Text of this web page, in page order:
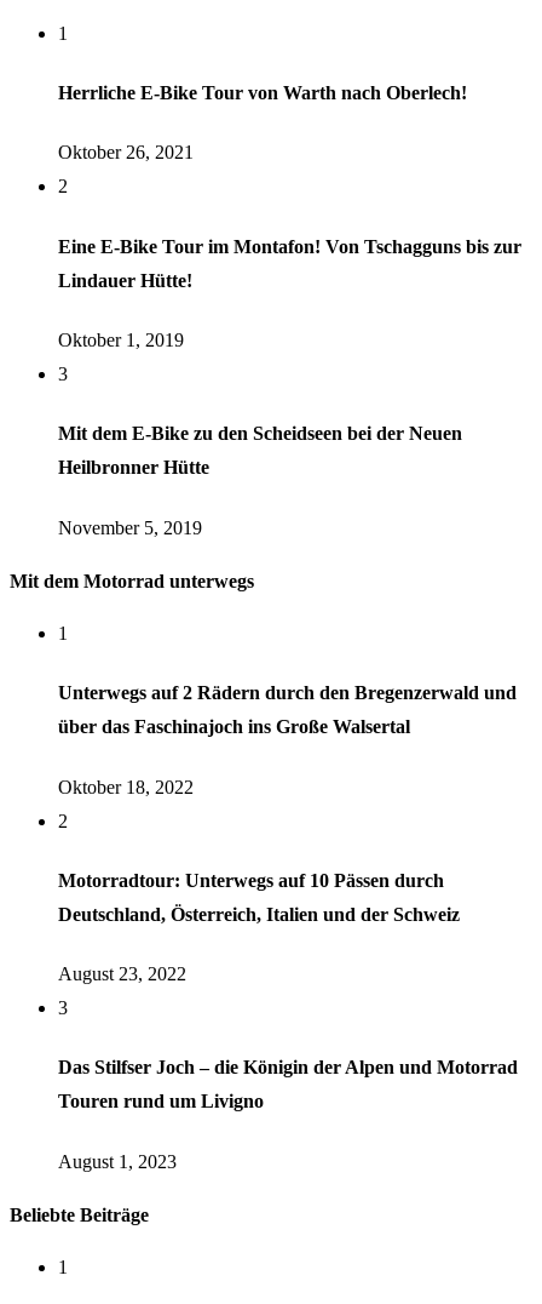
1
Herrliche E-Bike Tour von Warth nach Oberlech!
Oktober 26, 2021
2
Eine E-Bike Tour im Montafon! Von Tschagguns bis zur
Lindauer Hütte!
Oktober 1, 2019
3
Mit dem E-Bike zu den Scheidseen bei der Neuen
Heilbronner Hütte
November 5, 2019
Mit dem Motorrad unterwegs
1
Unterwegs auf 2 Rädern durch den Bregenzerwald und
über das Faschinajoch ins Große Walsertal
Oktober 18, 2022
2
Motorradtour: Unterwegs auf 10 Pässen durch
Deutschland, Österreich, Italien und der Schweiz
August 23, 2022
3
Das Stilfser Joch – die Königin der Alpen und Motorrad
Touren rund um Livigno
August 1, 2023
Beliebte Beiträge
1